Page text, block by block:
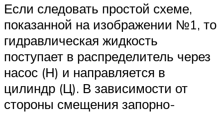
Если следовать простой схеме,
показанной на изображении №1, то
гидравлическая жидкость
поступает в распределитель через
насос (Н) и направляется в
цилиндр (Ц). В зависимости от
стороны смещения запорно-